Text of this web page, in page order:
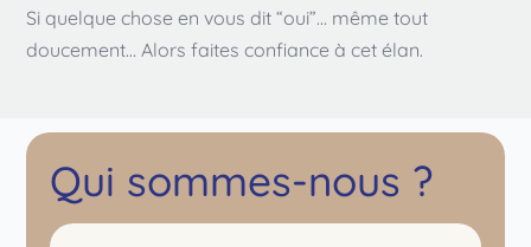
Si quelque chose en vous dit “oui”… même tout
doucement… Alors faites confiance à cet élan.
Qui sommes-nous ?